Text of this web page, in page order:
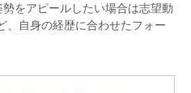
をアピールしたい場合は志望動
、自身の経歴に合わせたフォー